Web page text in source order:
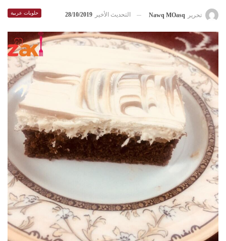
حلويات عربية تحرير Nawq MOasq التحديث الأخير 28/10/2019